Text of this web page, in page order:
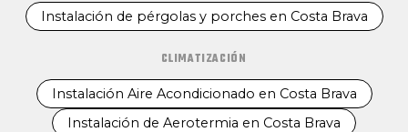
Instalación de pérgolas y porches en Costa Brava
CLIMATIZACIÓN
Instalación Aire Acondicionado en Costa Brava
Instalación de Aerotermia en Costa Brava